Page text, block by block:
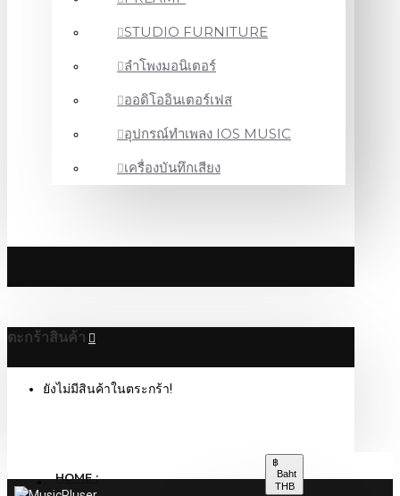
STUDIO FURNITURE
ลำโพงมอนิเตอร์
ออดิโออินเตอร์เฟส
อุปกรณ์ทำเพลง IOS MUSIC
เครื่องบันทึกเสียง
ตะกร้าสินค้า
ยังไม่มีสินค้าในตระกร้า!
HOME :
฿
Baht
THB